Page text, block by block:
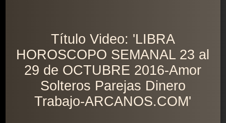
Título Video: 'LIBRA
HOROSCOPO SEMANAL 23 al
29 de OCTUBRE 2016-Amor
Solteros Parejas Dinero
Trabajo-ARCANOS.COM'